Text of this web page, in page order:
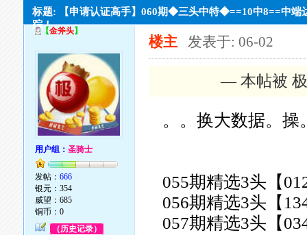
标题: 【申请认证高手】060期◆三头中特◆==10中8==中端
踪！
【金斧头】
用户组：圣骑士
发帖：666
银元：354
威望：685
铜币：0
（历史记录）
楼主 发表于: 06-02
— 本帖被
。。换大数据。操
055期精选3头【
056期精选3头【
057期精选3头【